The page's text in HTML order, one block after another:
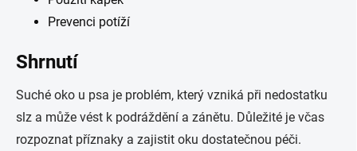
Prevenci potíží
Shrnutí
Suché oko u psa je problém, který vzniká při nedostatku
slz a může vést k podráždění a zánětu. Důležité je včas
rozpoznat příznaky a zajistit oku dostatečnou péči.